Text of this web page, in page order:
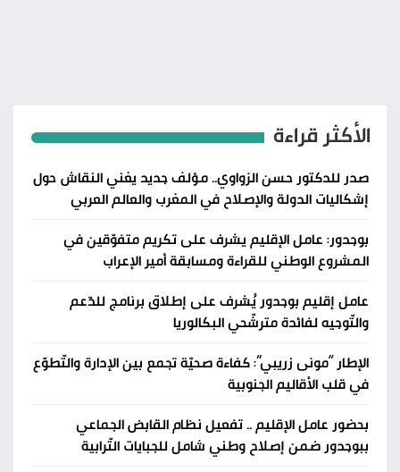
الأكثر قراءة
صدر للدكتور حسن الزواوي.. مؤلف جديد يغني النقاش حول
إشكاليات الدولة والإصلاح في المغرب والعالم العربي
بوجدور: عامل الإقليم يشرف على تكريم متفوّقين في
المشروع الوطني للقراءة ومسابقة أمير الإعراب
عامل إقليم بوجدور يُشرف على إطلاق برنامج للدّعم
والتّوجيه لفائدة مترشّحي البكالوريا
الإطار “مونى زريبي”: كفاءة صحيّة تجمع بين الإدارة والتّطوّع
في قلب الأقاليم الجنوبية
بحضور عامل الإقليم .. تفعيل نظام القابض الجماعي
ببوجدور ضمن إصلاح وطني شامل للجبايات التّرابية